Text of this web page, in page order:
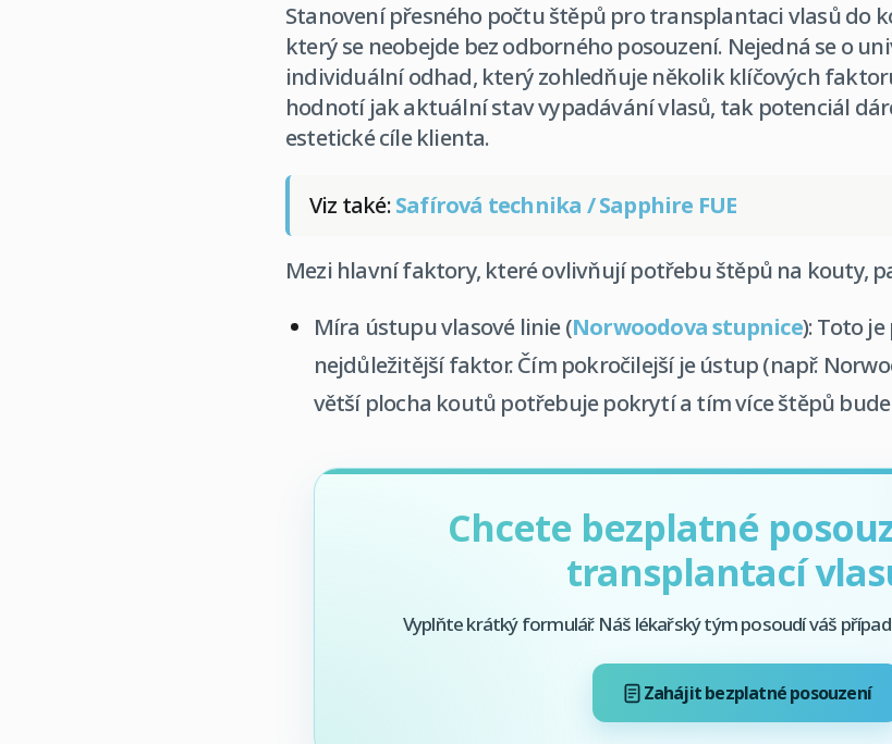
Stanovení přesného počtu štěpů pro transplantaci vlasů do
který se neobejde bez odborného posouzení. Nejedná se o
individuální odhad, který zohledňuje několik klíčových
hodnotí jak aktuální stav vypadávání vlasů, tak potenciál
estetické cíle klienta.
Viz také:Safírová technika / Sapphire FUE
Mezi hlavní faktory, které ovlivňují potřebu štěpů na kouty,
Míra ústupu vlasové linie (Norwoodova stupnice): Toto
nejdůležitější faktor. Čím pokročilejší je ústup (např.
větší plocha koutů potřebuje pokrytí a tím více štěpů
Chcete bezplatné
transplantací
Vyplňte krátký formulář. Náš lékařský tým posoudí váš
Zahájit bezplatné posouzení